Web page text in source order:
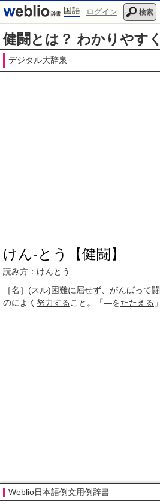
国語 ログイン 検索
健闘とは？ わかりやす
デジタル大辞泉
けん‐とう【健闘】
読み方：けんとう
［名］ (スル)困難に 屈せず がんばって
のによく 努力する こと。「―をたたえる
Weblio日本語例文用例辞書